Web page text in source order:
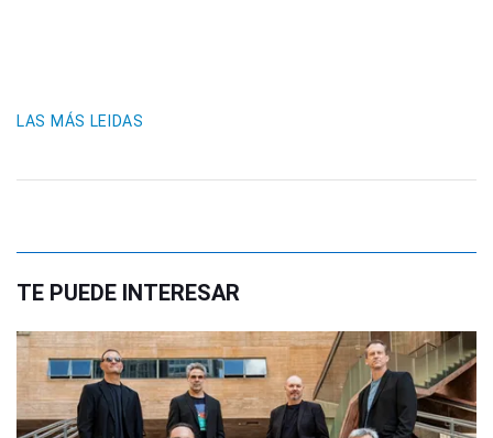
LAS MÁS LEIDAS
TE PUEDE INTERESAR